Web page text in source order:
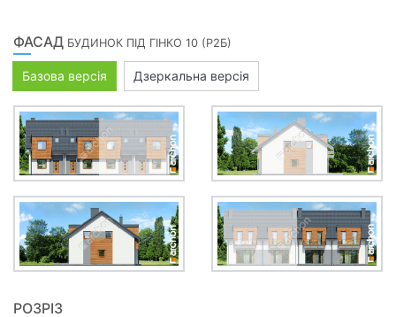
ФАСАД БУДИНОК ПІД ГІНКО 10 (Р2Б)
Базова версія Дзеркальна версія
РОЗРІЗ